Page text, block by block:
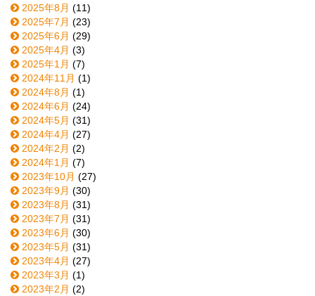
2025年8月 (11)
2025年7月 (23)
2025年6月 (29)
2025年4月 (3)
2025年1月 (7)
2024年11月 (1)
2024年8月 (1)
2024年6月 (24)
2024年5月 (31)
2024年4月 (27)
2024年2月 (2)
2024年1月 (7)
2023年10月 (27)
2023年9月 (30)
2023年8月 (31)
2023年7月 (31)
2023年6月 (30)
2023年5月 (31)
2023年4月 (27)
2023年3月 (1)
2023年2月 (2)